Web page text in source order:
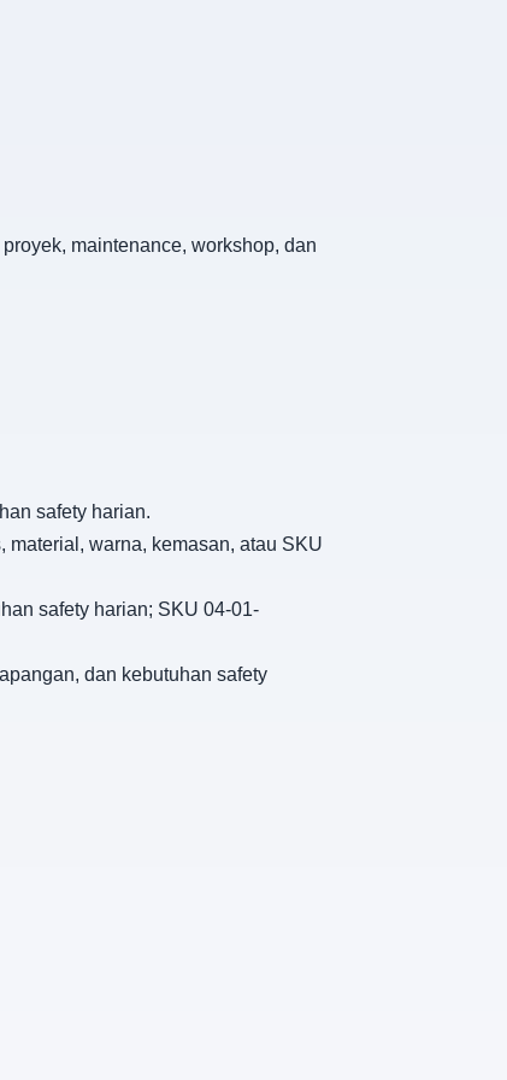
maintenance, workshop, dan
safety harian.
warna, kemasan, atau SKU
safety harian; SKU 04-01-
dan kebutuhan safety